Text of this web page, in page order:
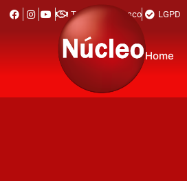
Trabalhe Conosco LGPD
Home